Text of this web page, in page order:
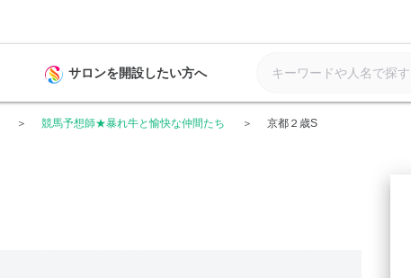
サロンを開設したい方へ
競馬予想師★暴れ牛と愉快な仲間たち 京都２歳S